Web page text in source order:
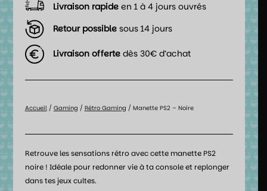
Livraison rapide en 1 à 4 jours ouvrés
Retour possible sous 14 jours
Livraison offerte dès 30€ d’achat
Accueil/ Gaming / Rétro Gaming / Manette PS2 – Noire
Retrouve les sensations rétro avec cette manette PS2
noire ! Idéale pour redonner vie à ta console et replonger
dans tes jeux cultes.